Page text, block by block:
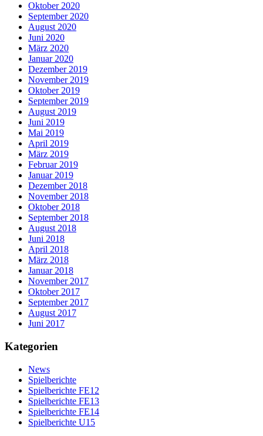
Oktober 2020
September 2020
August 2020
Juni 2020
März 2020
Januar 2020
Dezember 2019
November 2019
Oktober 2019
September 2019
August 2019
Juni 2019
Mai 2019
April 2019
März 2019
Februar 2019
Januar 2019
Dezember 2018
November 2018
Oktober 2018
September 2018
August 2018
Juni 2018
April 2018
März 2018
Januar 2018
November 2017
Oktober 2017
September 2017
August 2017
Juni 2017
Kategorien
News
Spielberichte
Spielberichte FE12
Spielberichte FE13
Spielberichte FE14
Spielberichte U15